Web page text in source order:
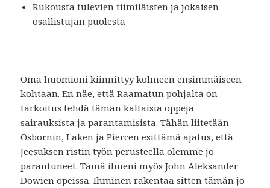
Rukousta tulevien tiimiläisten ja jokaisen
osallistujan puolesta
Oma huomioni kiinnittyy kolmeen ensimmäiseen
kohtaan. En näe, että Raamatun pohjalta on
tarkoitus tehdä tämän kaltaisia oppeja
sairauksista ja parantamisista. Tähän liitetään
Osbornin, Laken ja Piercen esittämä ajatus, että
Jeesuksen ristin työn perusteella olemme jo
parantuneet. Tämä ilmeni myös John Aleksander
Dowien opeissa. Ihminen rakentaa sitten tämän jo